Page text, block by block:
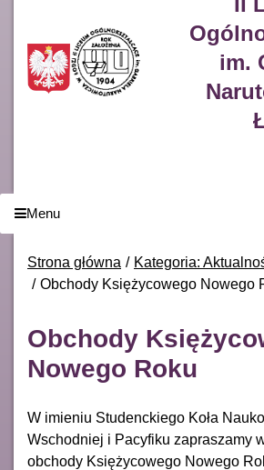
im.
Menu
Strona główna
Kategoria:
Obchody Księżycowego Nowego
Obchody
Nowego Roku
W imieniu Studenckiego Koła
Wschodniej i Pacyfiku zapraszamy
obchody Księżycowego Nowego